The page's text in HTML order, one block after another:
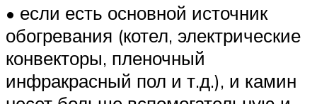
• если есть основной источник
обогревания (котел, электрические
конвекторы, пленочный
инфракрасный пол и т.д.), и камин